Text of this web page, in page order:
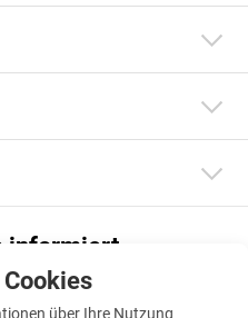
über Ihre Nutzung
informiert
App herunter